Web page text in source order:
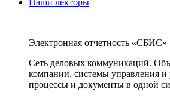
Наши лекторы
Электронная отчетность «СБИС»
Сеть деловых коммуникаций.
компании, системы управления и
процессы и документы в одной